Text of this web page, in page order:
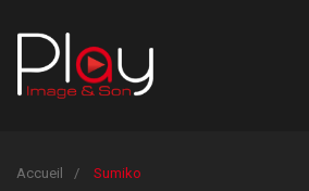
Accueil Sumiko